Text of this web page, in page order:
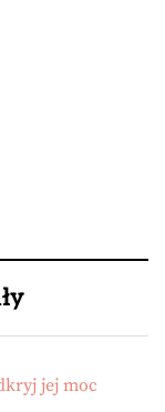
jej moc